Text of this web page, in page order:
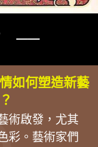
──
如何塑造新藝
術啟發，尤其
彩。藝術家們